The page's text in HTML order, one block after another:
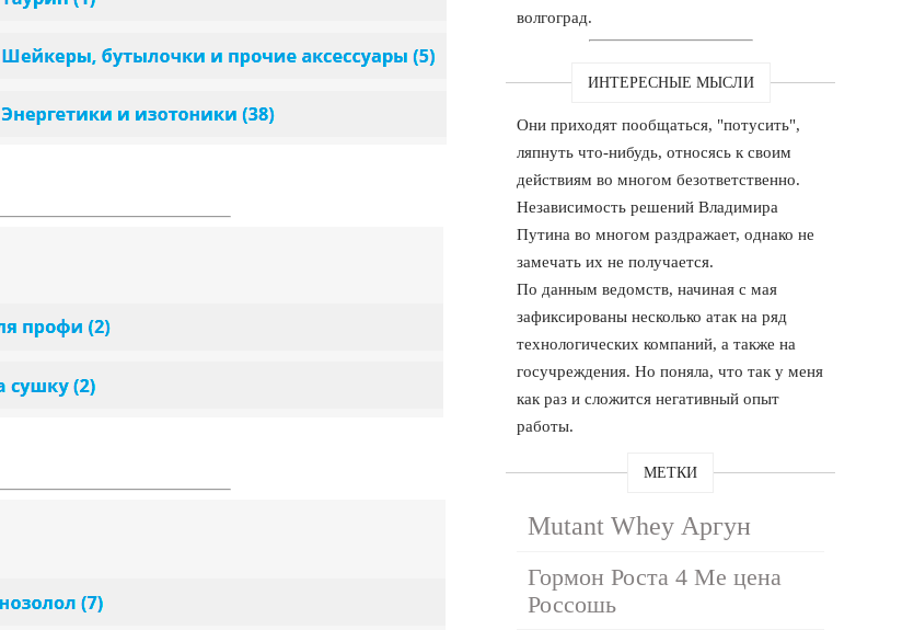
волгоград.
ИНТЕРЕСНЫЕ МЫСЛИ
Они приходят пообщаться, "потусить",
ляпнуть что-нибудь, относясь к своим
действиям во многом безответственно.
Независимость решений Владимира
Путина во многом раздражает, однако не
замечать их не получается.
По данным ведомств, начиная с мая
зафиксированы несколько атак на ряд
технологических компаний, а также на
госучреждения. Но поняла, что так у меня
как раз и сложится негативный опыт
работы.
МЕТКИ
Mutant Whey Аргун
Гормон Роста 4 Ме цена
Россошь